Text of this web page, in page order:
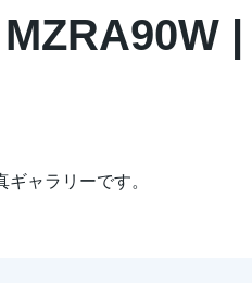
ャラリーです。